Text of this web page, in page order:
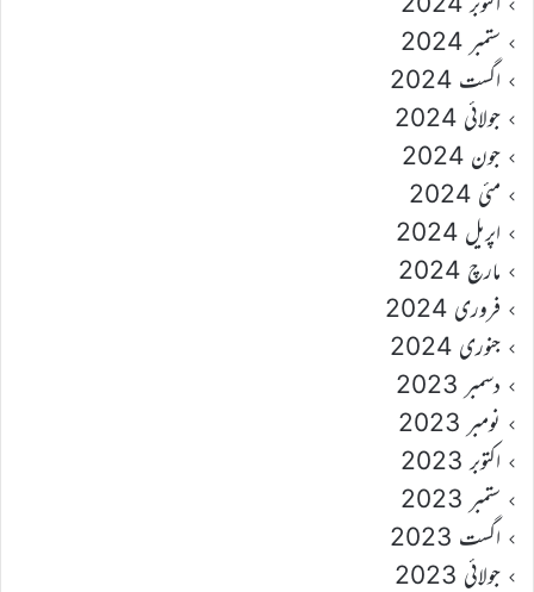
ستمبر 2024
اگست 2024
جولائی 2024
جون 2024
مئی 2024
اپریل 2024
مارچ 2024
فروری 2024
جنوری 2024
دسمبر 2023
نومبر 2023
اکتوبر 2023
ستمبر 2023
اگست 2023
جولائی 2023